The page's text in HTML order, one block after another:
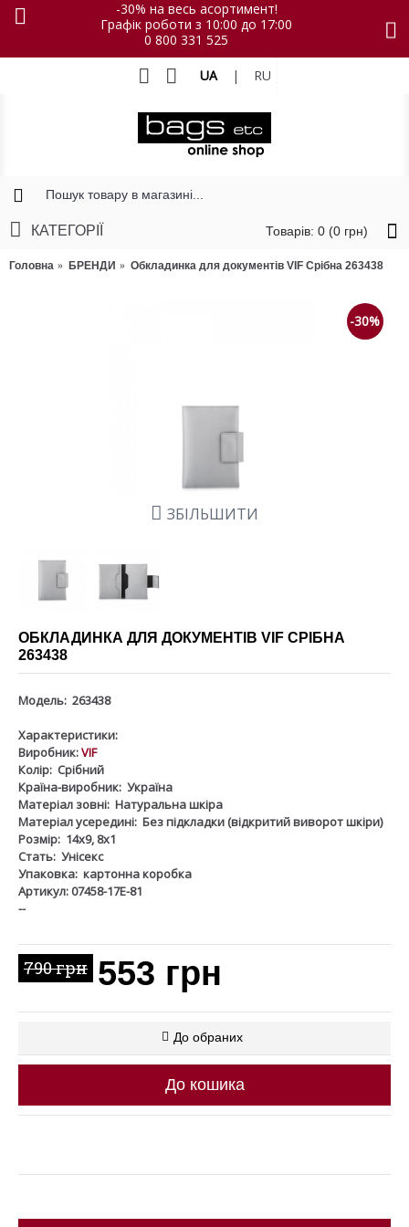
-30% на весь асортимент!
Графік роботи з 10:00 до 17:00
0 800 331 525
UA | RU
Товарів: 0 (0 грн)
КАТЕГОРІЇ
Головна БРЕНДИ Обкладинка для документів VIF Срібна 263438
-30%
ЗБІЛЬШИТИ
ОБКЛАДИНКА ДЛЯ ДОКУМЕНТІВ VIF СРІБНА
263438
Модель: 263438
Характеристики:
Виробник:VIF
Колір: Срібний
Країна-виробник: Україна
Матеріал зовні: Натуральна шкіра
Матеріал усередині: Без підкладки (відкритий виворот шкіри)
Розмір: 14х9, 8х1
Стать: Унісекс
Упаковка: картонна коробка
Артикул: 07458-17Е-81
--
790 грн 553 грн
До обраних
До кошика